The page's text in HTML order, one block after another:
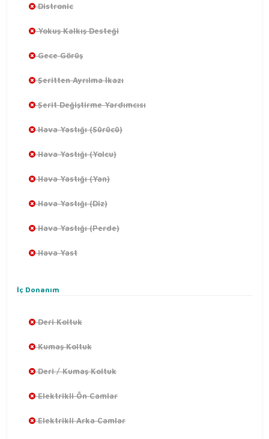
Distronic
Yokuş Kalkış Desteği
Gece Görüş
Şeritten Ayrılma İkazı
Şerit Değiştirme Yardımcısı
Hava Yastığı (Sürücü)
Hava Yastığı (Yolcu)
Hava Yastığı (Yan)
Hava Yastığı (Diz)
Hava Yastığı (Perde)
Hava Yast
İç Donanım
Deri Koltuk
Kumaş Koltuk
Deri / Kumaş Koltuk
Elektrikli Ön Camlar
Elektrikli Arka Camlar